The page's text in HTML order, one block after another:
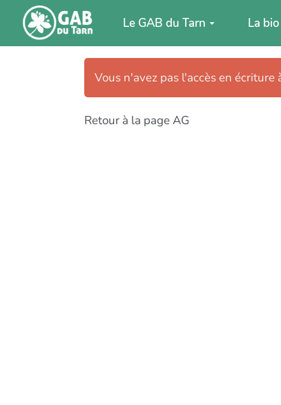
Aller au contenu principalLe GAB du Tarn La
Vous n'avez pas l'accès en écriture
Retour à la page AG